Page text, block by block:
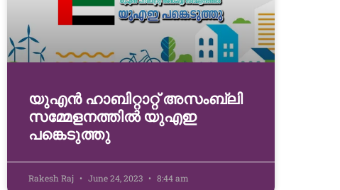
യുഎൻ ഹാബിറ്റാറ്റ് അസംബ്ലി
സമ്മേളനത്തിൽ യുഎഇ
പങ്കെടുത്തു
Rakesh Raj June 24, 2023 8:44 am